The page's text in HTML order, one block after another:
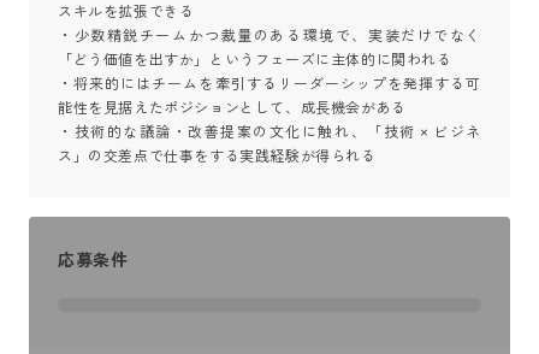
スキルを拡張できる
・少数精鋭チームかつ裁量のある環境で、実装だけでなく
「どう価値を出すか」というフェーズに主体的に関われる
・将来的にはチームを牽引するリーダーシップを発揮する可
能性を見据えたポジションとして、成長機会がある
・技術的な議論・改善提案の文化に触れ、「技術 × ビジネ
ス」の交差点で仕事をする実践経験が得られる
応募条件